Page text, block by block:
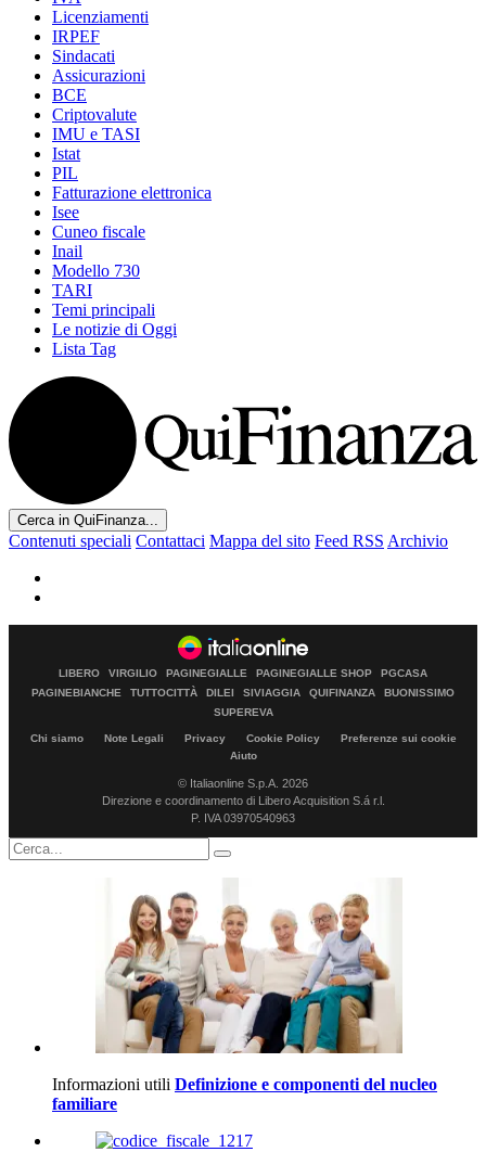
Licenziamenti
IRPEF
Sindacati
Assicurazioni
BCE
Criptovalute
IMU e TASI
Istat
PIL
Fatturazione elettronica
Isee
Cuneo fiscale
Inail
Modello 730
TARI
Temi principali
Le notizie di Oggi
Lista Tag
Cerca in QuiFinanza...
Contenuti speciali Contattaci Mappa del sito Feed RSS Archivio
LIBERO VIRGILIO PAGINEGIALLE PAGINEGIALLE SHOP
PGCASA
PAGINEBIANCHE
TUTTOCITTÀ DILEI SIVIAGGIA QUIFINANZA
BUONISSIMO
SUPEREVA
Chi siamo Note Legali Privacy Cookie Policy
Preferenze sui cookie
Aiuto
© Italiaonline S.p.A. 2026
Direzione e coordinamento di Libero Acquisition S.á r.l.
P. IVA 03970540963
Informazioni utili Definizione e componenti del nucleo
familiare